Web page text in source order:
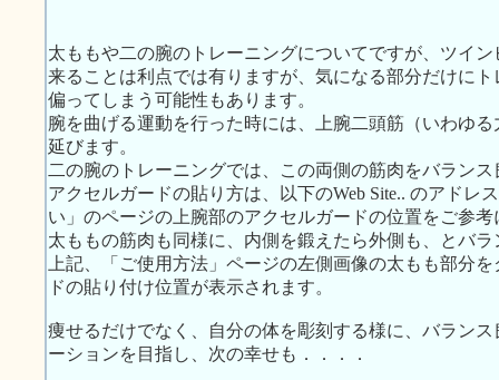
太ももや二の腕のトレーニングについてですが、ツイ
来ることは利点では有りますが、気になる部分だけに
偏ってしまう可能性もあります。
腕を曲げる運動を行った時には、上腕二頭筋（いわゆ
延びます。
二の腕のトレーニングでは、この両側の筋肉をバラン
アクセルガードの貼り方は、以下のWeb Site.. のアドレ
い」のページの上腕部のアクセルガードの位置をご参
太ももの筋肉も同様に、内側を鍛えたら外側も、とバ
上記、「ご使用方法」ページの左側画像の太もも部分
ドの貼り付け位置が表示されます。
痩せるだけでなく、自分の体を彫刻する様に、バラン
ーションを目指し、次の幸せも．．．．